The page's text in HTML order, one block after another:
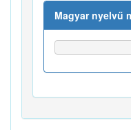
Magyar nyelvű